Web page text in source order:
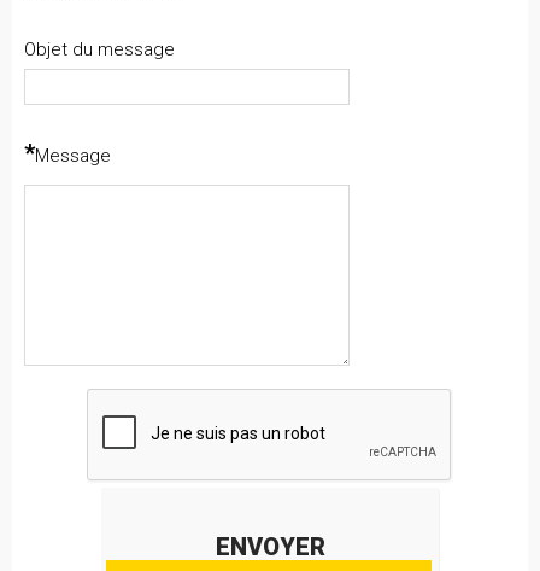
Objet du message
*Message